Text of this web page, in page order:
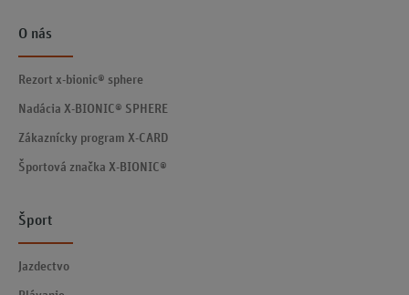
O nás
Rezort x-bionic® sphere
Nadácia X-BIONIC® SPHERE
Zákaznícky program X-CARD
Športová značka X-BIONIC®
Šport
Jazdectvo